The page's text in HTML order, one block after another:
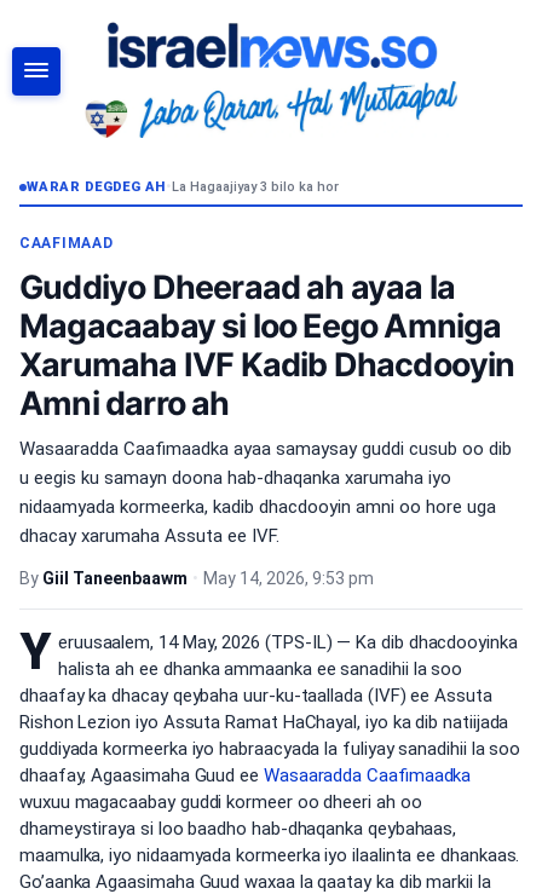
WARAR DEGDEG AH•La Hagaajiyay 3 bilo ka hor
CAAFIMAAD
Guddiyo Dheeraad ah ayaa la
Magacaabay si loo Eego Amniga
Xarumaha IVF Kadib Dhacdooyin
Amni darro ah
Wasaaradda Caafimaadka ayaa samaysay guddi cusub oo dib
u eegis ku samayn doona hab-dhaqanka xarumaha iyo
nidaamyada kormeerka, kadib dhacdooyin amni oo hore uga
dhacay xarumaha Assuta ee IVF.
By Giil Taneenbaawm • May 14, 2026, 9:53 pm
Y eruusaalem, 14 May, 2026 (TPS-IL) — Ka dib dhacdooyinka
halista ah ee dhanka ammaanka ee sanadihii la soo
dhaafay ka dhacay qeybaha uur-ku-taallada (IVF) ee Assuta
Rishon Lezion iyo Assuta Ramat HaChayal, iyo ka dib natiijada
guddiyada kormeerka iyo habraacyada la fuliyay sanadihii la soo
dhaafay, Agaasimaha Guud ee Wasaaradda Caafimaadka
wuxuu magacaabay guddi kormeer oo dheeri ah oo
dhameystiraya si loo baadho hab-dhaqanka qeybahaas,
maamulka, iyo nidaamyada kormeerka iyo ilaalinta ee dhankaas.
Go’aanka Agaasimaha Guud waxaa la qaatay ka dib markii la